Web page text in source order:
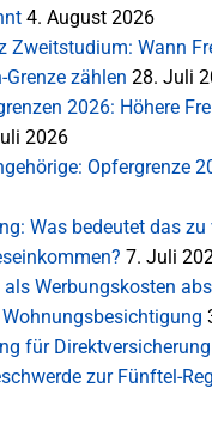
4. August 2026
Zweitstudium: Wann
Grenze zählen 28. Juli
2026: Höhere
2026
Opfergrenze
Was bedeutet das
7. Juli
Werbungskosten
für
zur Fünftel-